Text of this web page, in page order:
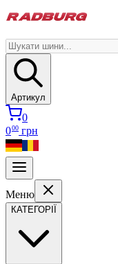
Артикул
0
000 грн
Меню
КАТЕГОРІЇ